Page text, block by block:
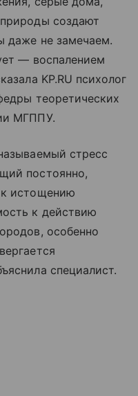
создают
даже не замечаем.
— воспалением
KP.RU психолог
теоретических
МГППУ.
стресс
постоянно,
к истощению
к действию
особенно
специалист.